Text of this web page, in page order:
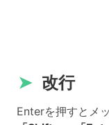
➤ 改行
Enterを押すとメ